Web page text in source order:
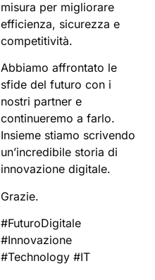
misura per migliorare
efficienza, sicurezza e
competitività.
Abbiamo affrontato le
sfide del futuro con i
nostri partner e
continueremo a farlo.
Insieme stiamo scrivendo
un’incredibile storia di
innovazione digitale.
Grazie.
#FuturoDigitale
#Innovazione
#Technology #IT